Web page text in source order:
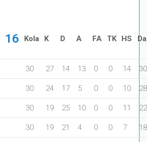
16 Kola K D A FA TK HS
30 27 14 13 0 0 14
30 24 17 5 0 0 10
30 19 25 10 0 0 11
30 19 21 4 0 0 7